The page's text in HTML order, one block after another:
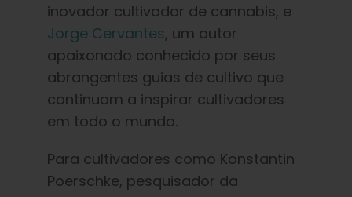
inovador cultivador de cannabis, e
Jorge Cervantes, um autor
apaixonado conhecido por seus
abrangentes guias de cultivo que
continuam a inspirar cultivadores
em todo o mundo.
Para cultivadores como Konstantin
Poerschke, pesquisador da